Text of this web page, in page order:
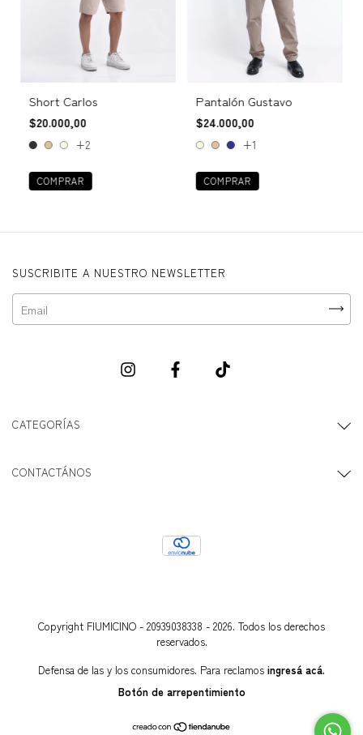
Short Carlos
$20.000,00
+2
COMPRAR
Pantalón Gustavo
$24.000,00
+1
COMPRAR
SUSCRIBITE A NUESTRO NEWSLETTER
CATEGORÍAS
CONTACTÁNOS
Copyright FIUMICINO - 20939038338 - 2026. Todos los derechos
reservados.
Defensa de las y los consumidores. Para reclamos ingresá acá.
Botón de arrepentimiento